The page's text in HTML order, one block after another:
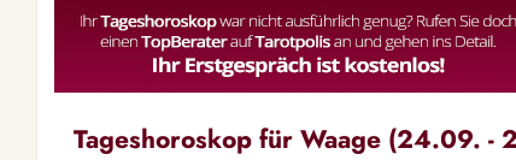
Tageshoroskop für Waage (24.09. -